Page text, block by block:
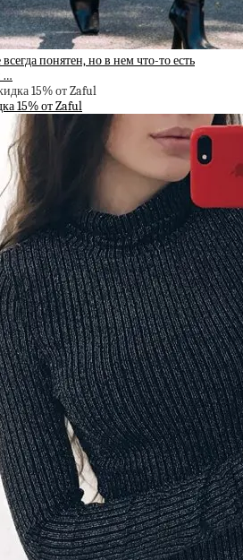
понятен, но в нем что-то есть
…
15% от Zaful